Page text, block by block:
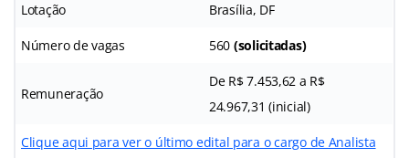
Lotação Brasília, DF
Número de vagas 560 (solicitadas)
Remuneração
De R$ 7.453,62 a R$
24.967,31 (inicial)
Clique aqui para ver o último edital para o cargo de Analista